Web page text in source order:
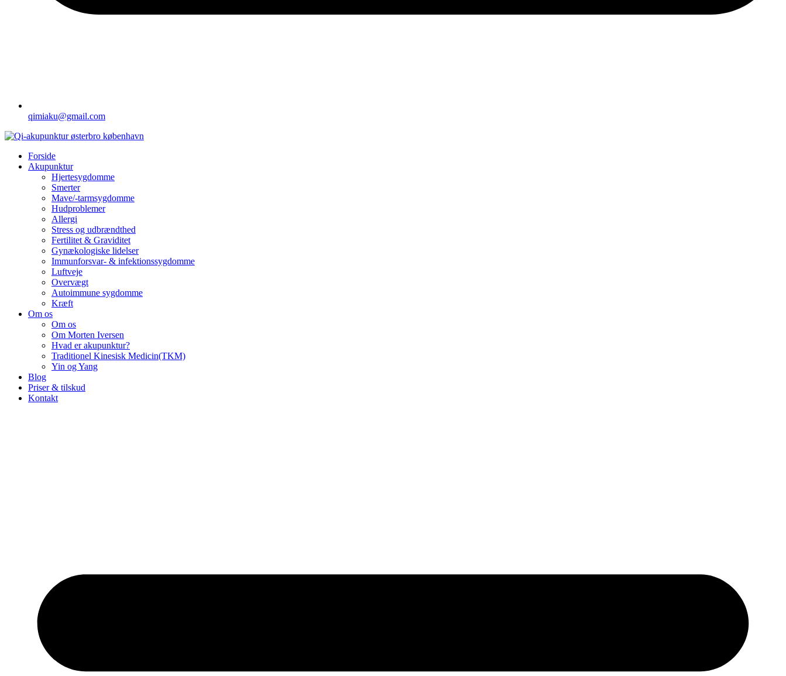
qimiaku@gmail.com
Forside
Akupunktur
Hjertesygdomme
Smerter
Mave/-tarmsygdomme
Hudproblemer
Allergi
Stress og udbrændthed
Fertilitet & Graviditet
Gynækologiske lidelser
Immunforsvar- & infektionssygdomme
Luftveje
Overvægt
Autoimmune sygdomme
Kræft
Om os
Om os
Om Morten Iversen
Hvad er akupunktur?
Traditionel Kinesisk Medicin(TKM)
Yin og Yang
Blog
Priser & tilskud
Kontakt